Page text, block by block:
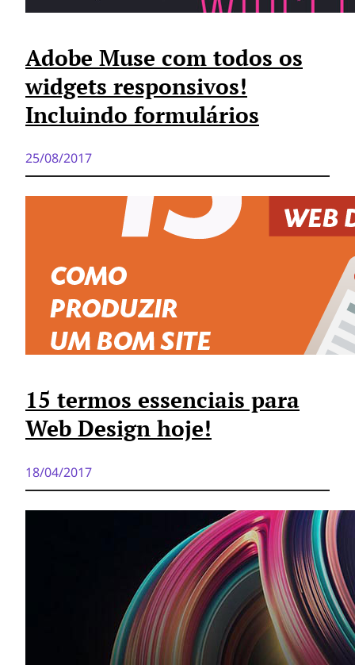
Adobe Muse com todos os
widgets responsivos!
Incluindo formulários
25/08/2017
15 termos essenciais para
Web Design hoje!
18/04/2017